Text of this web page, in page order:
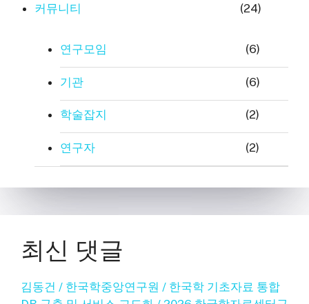
커뮤니티 (24)
연구모임 (6)
기관 (6)
학술잡지 (2)
연구자 (2)
최신 댓글
김동건 / 한국학중앙연구원 / 한국학 기초자료 통합